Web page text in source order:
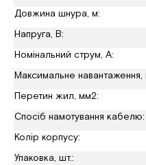
Довжина шнура, м:
Напруга, В:
Номінальний струм, А:
Максимальне навантаження,
Перетин жил, мм2:
Спосіб намотування кабелю:
Колір корпусу:
Упаковка, шт.: